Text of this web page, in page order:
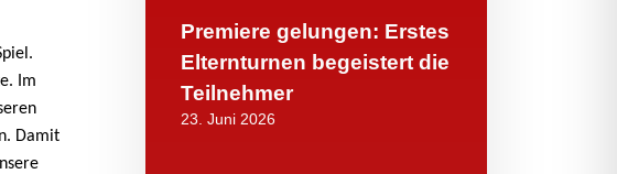
Im
Damit
Premiere gelungen: Erstes
Elternturnen begeistert die
Teilnehmer
23. Juni 2026